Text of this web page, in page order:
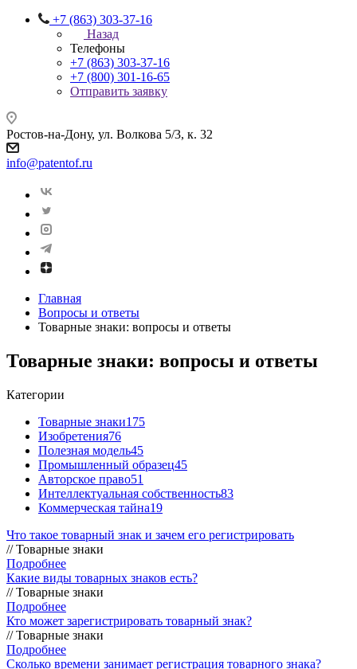
+7 (863) 303-37-16
Назад
Телефоны
+7 (863) 303-37-16
+7 (800) 301-16-65
Отправить заявку
Ростов-на-Дону, ул. Волкова 5/3, к. 32
info@patentof.ru
Главная
Вопросы и ответы
Товарные знаки: вопросы и ответы
Товарные знаки: вопросы и ответы
Категории
Товарные знаки175
Изобретения76
Полезная модель45
Промышленный образец45
Авторское право51
Интеллектуальная собственность83
Коммерческая тайна19
Что такое товарный знак и зачем его регистрировать
// Товарные знаки
Подробнее
Какие виды товарных знаков есть?
// Товарные знаки
Подробнее
Кто может зарегистрировать товарный знак?
// Товарные знаки
Подробнее
Сколько времени занимает регистрация товарного знака?